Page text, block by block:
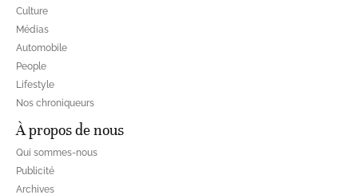
Culture
Médias
Automobile
People
Lifestyle
Nos chroniqueurs
À propos de nous
Qui sommes-nous
Publicité
Archives